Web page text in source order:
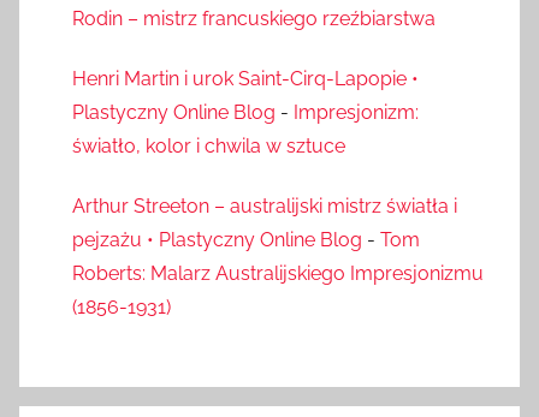
Rodin – mistrz francuskiego rzeźbiarstwa
Henri Martin i urok Saint-Cirq-Lapopie •
Plastyczny Online Blog - Impresjonizm:
światło, kolor i chwila w sztuce
Arthur Streeton – australijski mistrz światła i
pejzażu • Plastyczny Online Blog - Tom
Roberts: Malarz Australijskiego Impresjonizmu
(1856-1931)